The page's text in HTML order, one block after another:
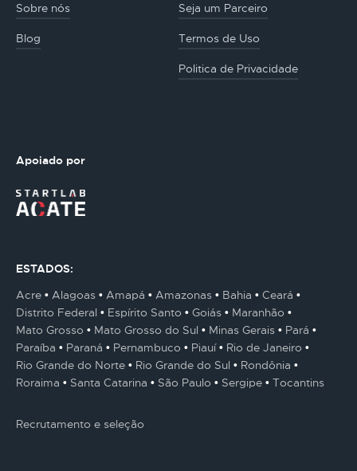
Sobre nós Seja um Parceiro
Blog Termos de Uso
Politica de Privacidade
Apoiado por
ESTADOS:
Acre
Alagoas Amapá Amazonas Bahia
Ceará
Distrito Federal
Espírito Santo Goiás
Maranhão
Mato Grosso
Mato Grosso do Sul Minas Gerais
Pará
Paraíba
Paraná Pernambuco Piauí
Rio de Janeiro
Rio Grande do Norte
Rio Grande do Sul
Rondônia
Roraima
Santa Catarina São Paulo Sergipe Tocantins
Recrutamento e seleção